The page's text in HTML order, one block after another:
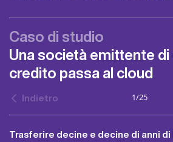
Caso di studio
Una società emittente di
credito passa al cloud
Indietro 1/25
Trasferire decine e decine di anni di